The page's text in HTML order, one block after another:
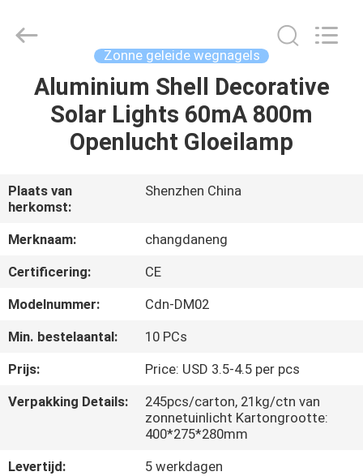
HUIS
PRODUCTEN
OVER
ONS
FABRIEKSRONDLEIDING
NEEM
CONTACT
ONS
Ltd..
Zonne geleide wegnagels
Aluminium Shell Decorative
Solar Lights 60mA 800m
Openlucht Gloeilamp
Plaats van
herkomst:
Shenzhen China
Merknaam:
changdaneng
Certificering:
CE
Modelnummer:
Cdn-DM02
Min. bestelaantal:
10 PCs
Prijs:
Price: USD 3.5-4.5 per pcs
Verpakking Details:
245pcs/carton, 21kg/ctn van
zonnetuinlicht Kartongrootte:
400*275*280mm
Levertijd:
5 werkdagen